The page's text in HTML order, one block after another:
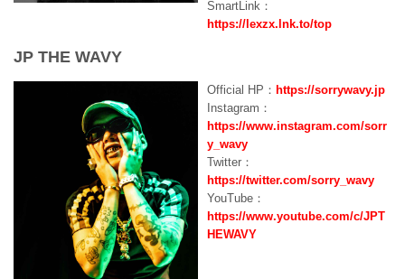
SmartLink：
https://lexzx.lnk.to/top
JP THE WAVY
Official HP： https://sorrywavy.jp
Instagram：
https://www.instagram.com/sorr
y_wavy
Twitter：
https://twitter.com/sorry_wavy
YouTube：
https://www.youtube.com/c/JPT
HEWAVY